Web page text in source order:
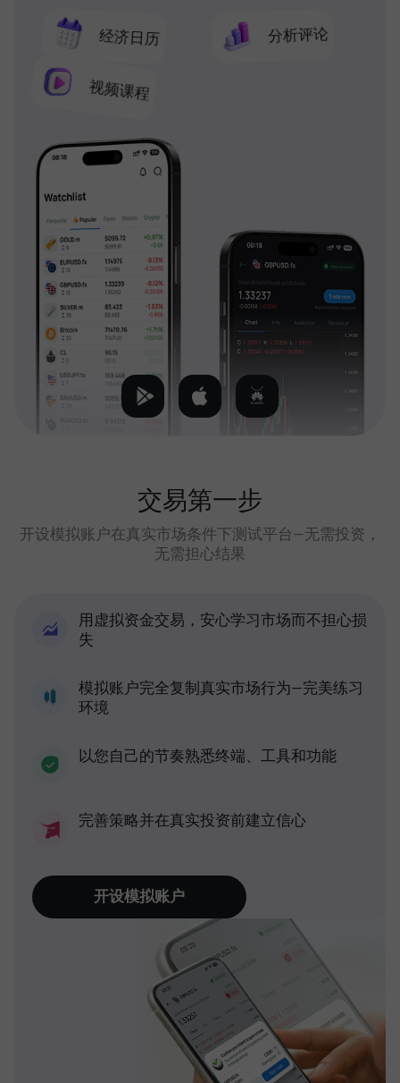
经济日历 分析评论
视频课程
交易第一步
开设模拟账户在真实市场条件下测试平台—无需投资，
无需担心结果
用虚拟资金交易，安心学习市场而不担心损
失
模拟账户完全复制真实市场行为—完美练习
环境
以您自己的节奏熟悉终端、工具和功能
完善策略并在真实投资前建立信心
开设模拟账户